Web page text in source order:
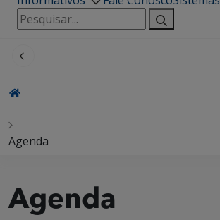
Pesquisar
por:
Agenda
Agenda